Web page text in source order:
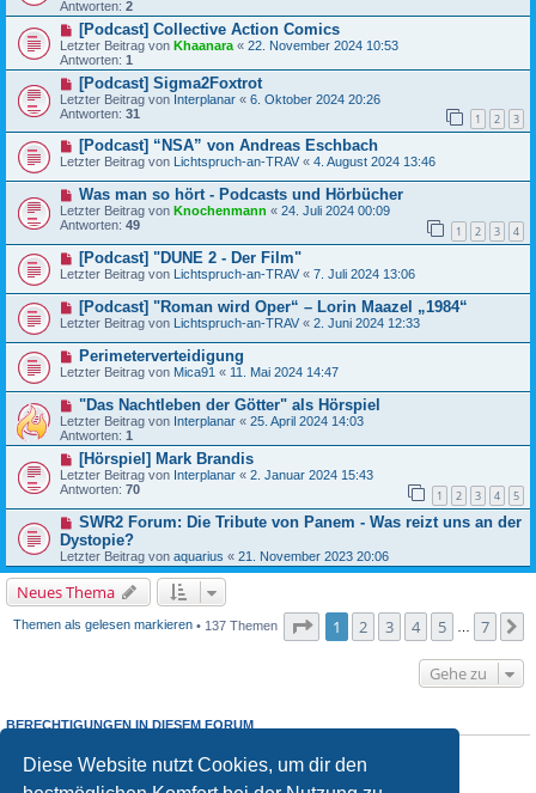
Diese Website nutzt Cookies, um dir den
Antworten: 2
[Podcast] Collective Action Comics
Letzter Beitrag von Khaanara « 22. November 2024 10:53
Antworten: 1
[Podcast] Sigma2Foxtrot
Letzter Beitrag von Interplanar « 6. Oktober 2024 20:26
Antworten: 31 1 2 3
[Podcast] “NSA” von Andreas Eschbach
Letzter Beitrag von Lichtspruch-an-TRAV « 4. August 2024 13:46
Was man so hört - Podcasts und Hörbücher
Letzter Beitrag von Knochenmann « 24. Juli 2024 00:09
Antworten: 49 1 2 3 4
[Podcast] "DUNE 2 - Der Film"
Letzter Beitrag von Lichtspruch-an-TRAV « 7. Juli 2024 13:06
[Podcast] "Roman wird Oper“ – Lorin Maazel „1984“
Letzter Beitrag von Lichtspruch-an-TRAV « 2. Juni 2024 12:33
Perimeterverteidigung
Letzter Beitrag von Mica91 « 11. Mai 2024 14:47
"Das Nachtleben der Götter" als Hörspiel
Letzter Beitrag von Interplanar « 25. April 2024 14:03
Antworten: 1
[Hörspiel] Mark Brandis
Letzter Beitrag von Interplanar « 2. Januar 2024 15:43
Antworten: 70 1 2 3 4 5
SWR2 Forum: Die Tribute von Panem - Was reizt uns an der
Dystopie?
Letzter Beitrag von aquarius « 21. November 2023 20:06
Neues Thema
Themen als gelesen markieren• 137 Themen Seite von
1 2 3 4 5 7
Gehe zu
BERECHTIGUNGEN IN DIESEM FORUM
darfstAntworten zu Themen in diesem Forum erstellen.